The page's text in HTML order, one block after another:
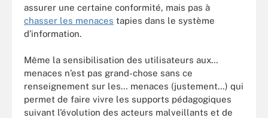
assurer une certaine conformité, mais pas à
chasser les menaces tapies dans le système
d’information.
Même la sensibilisation des utilisateurs aux…
menaces n’est pas grand-chose sans ce
renseignement sur les… menaces (justement…) qui
permet de faire vivre les supports pédagogiques
suivant l’évolution des acteurs malveillants et de